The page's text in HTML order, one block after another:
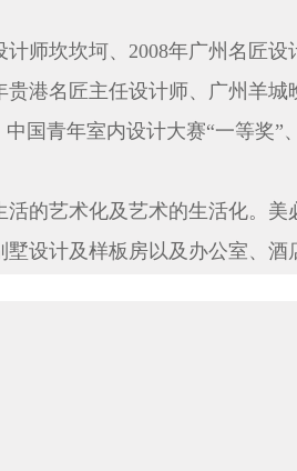
师坎坎坷、2008年广州名匠设
港名匠主任设计师、广州羊
国青年室内设计大赛“一等奖”
的艺术化及艺术的生活化。美
设计及样板房以及办公室、酒